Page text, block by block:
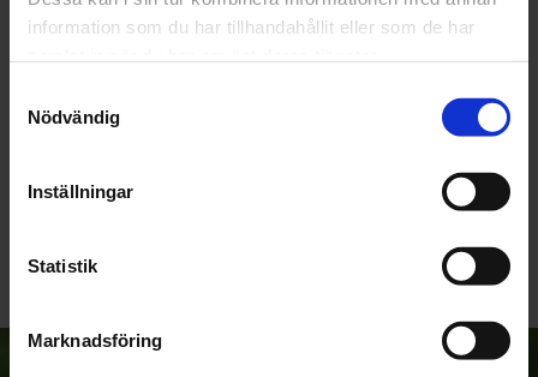
information som du har tillhandahållit eller som de har
Nödvändig
Inställningar
Statistik
Marknadsföring
Bli den första att lämna ett omdöme.